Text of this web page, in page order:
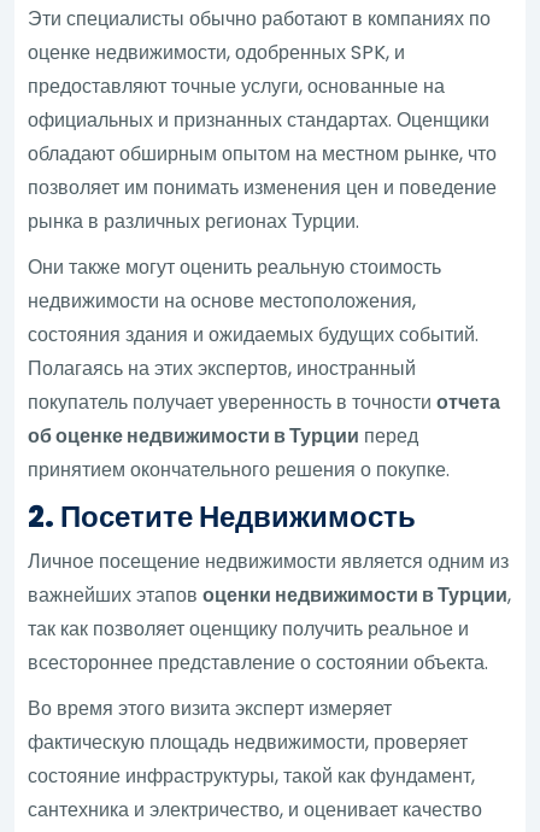
Эти специалисты обычно работают в компаниях по
оценке недвижимости, одобренных SPK, и
предоставляют точные услуги, основанные на
официальных и признанных стандартах. Оценщики
обладают обширным опытом на местном рынке, что
позволяет им понимать изменения цен и поведение
рынка в различных регионах Турции.
Они также могут оценить реальную стоимость
недвижимости на основе местоположения,
состояния здания и ожидаемых будущих событий.
Полагаясь на этих экспертов, иностранный
покупатель получает уверенность в точностиотчета
об оценке недвижимости в Турции перед
принятием окончательного решения о покупке.
2. Посетите Недвижимость
Личное посещение недвижимости является одним из
важнейших этаповоценки недвижимости в Турции,
так как позволяет оценщику получить реальное и
всестороннее представление о состоянии объекта.
Во время этого визита эксперт измеряет
фактическую площадь недвижимости, проверяет
состояние инфраструктуры, такой как фундамент,
сантехника и электричество, и оценивает качество